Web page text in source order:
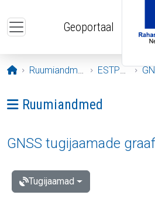
Geoportaal
Avaleht
Ruumiandmed ESTPOS
Ava menüü: Ruumiandmed
Ruumiandmed
GNSS tugijaamade
Tugijaamad